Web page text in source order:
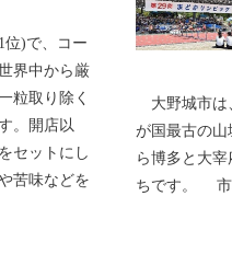
位)で、コー
界中から厳
粒取り除く
。開店以
セットにし
苦味などを
大野城市は
が国最古の
ら博多と大
ちです。 市